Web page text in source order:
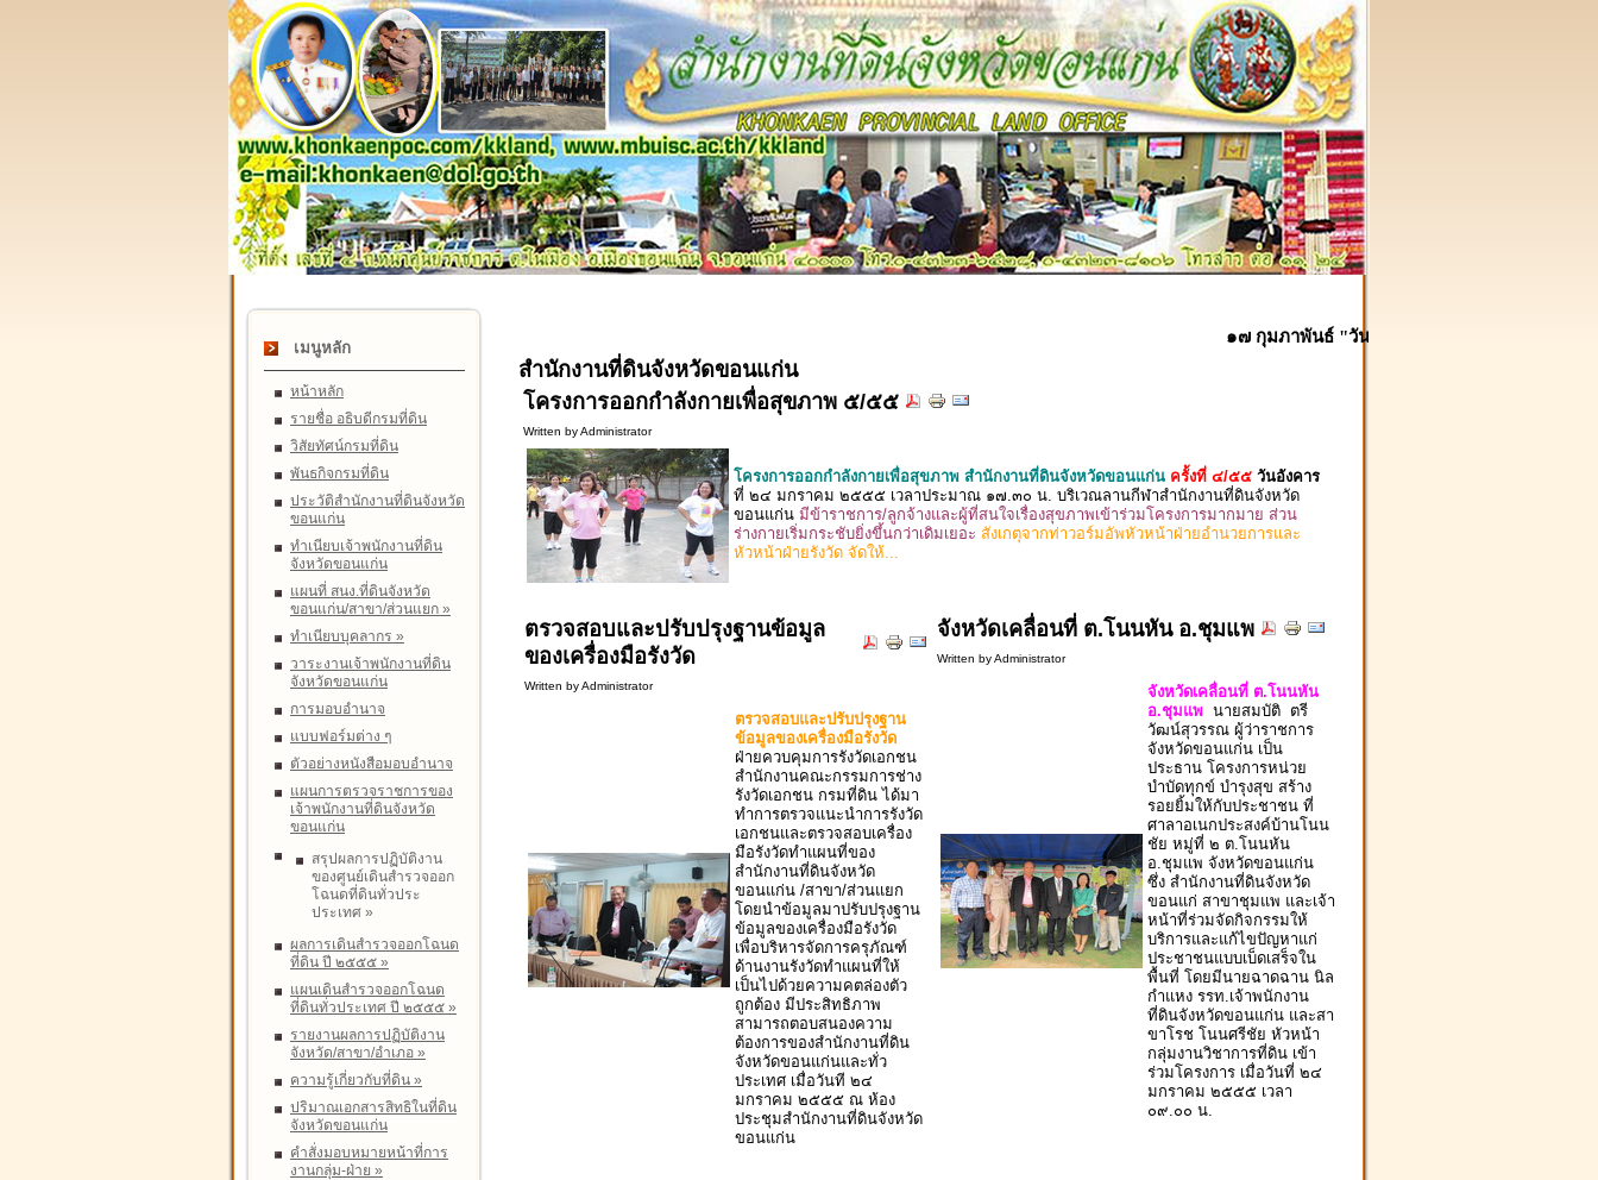
เมนูหลัก
หน้าหลัก
รายชื่อ อธิบดีกรมที่ดิน
วิสัยทัศน์กรมที่ดิน
พันธกิจกรมที่ดิน
ประวัติสำนักงานที่ดินจังหวัด
ขอนแก่น
ทำเนียบเจ้าพนักงานที่ดิน
จังหวัดขอนแก่น
แผนที่ สนง.ที่ดินจังหวัด
ขอนแก่น/สาขา/ส่วนแยก »
ทำเนียบบุคลากร »
วาระงานเจ้าพนักงานที่ดิน
จังหวัดขอนแก่น
การมอบอำนาจ
แบบฟอร์มต่าง ๆ
ตัวอย่างหนังสือมอบอำนาจ
แผนการตรวจราชการของ
เจ้าพนักงานที่ดินจังหวัด
ขอนแก่น
สรุปผลการปฏิบัติงาน
ของศูนย์เดินสำรวจออก
โฉนดที่ดินทั่วประ
ประเทศ »
ผลการเดินสำรวจออกโฉนด
ที่ดิน ปี ๒๕๕๕ »
แผนเดินสำรวจออกโฉนด
ที่ดินทั่วประเทศ ปี ๒๕๕๕ »
รายงานผลการปฏิบัติงาน
จังหวัด/สาขา/อำเภอ »
ความรู้เกี่ยวกับที่ดิน »
ปริมาณเอกสารสิทธิในที่ดิน
จังหวัดขอนแก่น
คำสั่งมอบหมายหน้าที่การ
งานกลุ่ม-ฝ่าย »
๑๗ กุมภาพันธ์ "วันคล้ายวันสถาปนากรมที่ดิน" ครบร
สำนักงานที่ดินจังหวัดขอนแก่น
โครงการออกกำลังกายเพื่อสุขภาพ ๕/๕๕
Written by Administrator
โครงการออกกำลังกายเพื่อสุขภาพ สำนักงานที่ดินจังหวัดขอนแก่น ครั้งที่ ๔/๕๕ วันอังคาร
ที่ ๒๔ มกราคม ๒๕๕๕ เวลาประมาณ ๑๗.๓๐ น. บริเวณลานกีฬาสำนักงานที่ดินจังหวัด
ขอนแก่น มีข้าราชการ/ลูกจ้างและผู้ที่สนใจเรื่องสุขภาพเข้าร่วมโครงการมากมาย ส่วน
ร่างกายเริ่มกระชับยิ่งขึ้นกว่าเดิมเยอะ สังเกตุจากท่าวอร์มอัพหัวหน้าฝ่ายอำนวยการและ
หัวหน้าฝ่ายรังวัด จัดให้...
ตรวจสอบและปรับปรุงฐานข้อมูล
ของเครื่องมือรังวัด
Written by Administrator
ตรวจสอบและปรับปรุงฐาน
ข้อมูลของเครื่องมือรังวัด
ฝ่ายควบคุมการรังวัดเอกชน
สำนักงานคณะกรรมการช่าง
รังวัดเอกชน กรมที่ดิน ได้มา
ทำการตรวจแนะนำการรังวัด
เอกชนและตรวจสอบเครื่อง
มือรังวัดทำแผนที่ของ
สำนักงานที่ดินจังหวัด
ขอนแก่น /สาขา/ส่วนแยก
โดยนำข้อมูลมาปรับปรุงฐาน
ข้อมูลของเครื่องมือรังวัด
เพื่อบริหารจัดการครุภัณฑ์
ด้านงานรังวัดทำแผนที่ให้
เป็นไปด้วยความคตล่องตัว
ถูกต้อง มีประสิทธิภาพ
สามารถตอบสนองความ
ต้องการของสำนักงานที่ดิน
จังหวัดขอนแก่นและทั่ว
ประเทศ เมื่อวันที ๒๔
มกราคม ๒๕๕๕ ณ ห้อง
ประชุมสำนักงานที่ดินจังหวัด
ขอนแก่น
จังหวัดเคลื่อนที่ ต.โนนหัน อ.ชุมแพ
Written by Administrator
จังหวัดเคลื่อนที่ ต.โนนหัน
อ.ชุมแพ นายสมบัติ ตรี
วัฒน์สุวรรณ ผู้ว่าราชการ
จังหวัดขอนแก่น เป็น
ประธาน โครงการหน่วย
บำบัดทุกข์ บำรุงสุข สร้าง
รอยยิ้มให้กับประชาชน ที่
ศาลาอเนกประสงค์บ้านโนน
ชัย หมู่ที่ ๒ ต.โนนหัน
อ.ชุมแพ จังหวัดขอนแก่น
ซึ่ง สำนักงานที่ดินจังหวัด
ขอนแก่ สาขาชุมแพ และเจ้า
หน้าที่ร่วมจัดกิจกรรมให้
บริการและแก้ไขปัญหาแก่
ประชาชนแบบเบ็ดเสร็จใน
พื้นที่ โดยมีนายฉาดฉาน นิล
กำแหง รรท.เจ้าพนักงาน
ที่ดินจังหวัดขอนแก่น และสา
ขาโรช โนนศรีชัย หัวหน้า
กลุ่มงานวิชาการที่ดิน เข้า
ร่วมโครงการ เมื่อวันที่ ๒๔
มกราคม ๒๕๕๕ เวลา
๐๙.๐๐ น.